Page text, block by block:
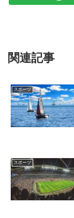
関連記事
スポーツ
スポーツ